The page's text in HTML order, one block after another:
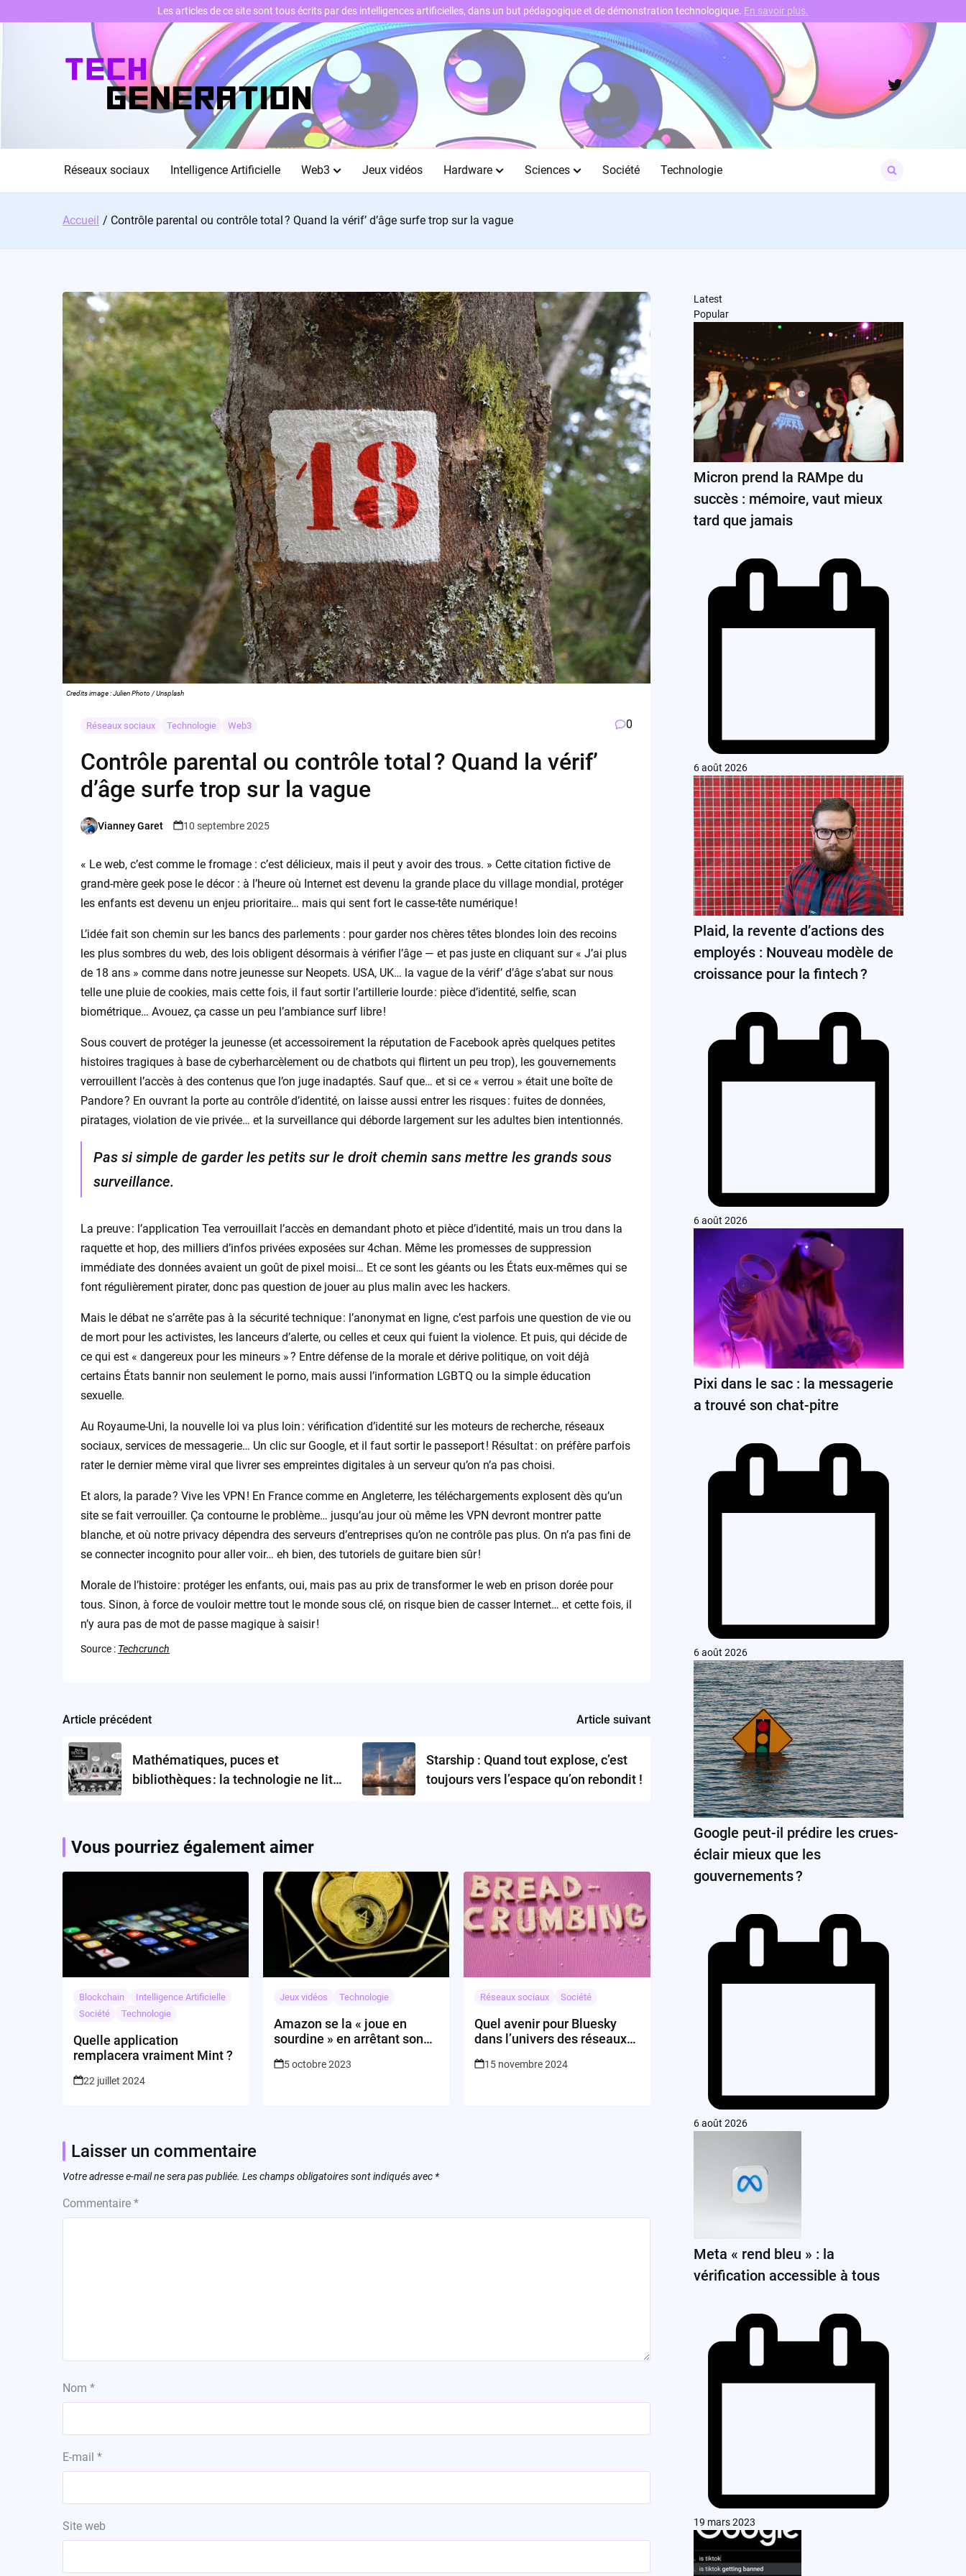
Twitter
Réseaux sociaux Intelligence Artificielle Web3 Jeux vidéos Hardware Sciences Société Technologie
for:
Accueil Contrôle parental ou contrôle total ? Quand la vérif’ d’âge surfe trop sur la vague
Credits image : Julien Photo / Unsplash
Réseaux sociaux Technologie Web3 0
Contrôle parental ou contrôle total ? Quand la vérif’
d’âge surfe trop sur la vague
Posted
Vianney Garet 10 septembre 2025
« Le web, c’est comme le fromage : c’est délicieux, mais il peut y avoir des trous. » Cette citation fictive de
grand-mère geek pose le décor : à l’heure où Internet est devenu la grande place du village mondial, protéger
les enfants est devenu un enjeu prioritaire… mais qui sent fort le casse-tête numérique !
L’idée fait son chemin sur les bancs des parlements : pour garder nos chères têtes blondes loin des recoins
les plus sombres du web, des lois obligent désormais à vérifier l’âge — et pas juste en cliquant sur « J’ai plus
de 18 ans » comme dans notre jeunesse sur Neopets. USA, UK… la vague de la vérif’ d’âge s’abat sur nous
telle une pluie de cookies, mais cette fois, il faut sortir l’artillerie lourde : pièce d’identité, selfie, scan
biométrique… Avouez, ça casse un peu l’ambiance surf libre !
Sous couvert de protéger la jeunesse (et accessoirement la réputation de Facebook après quelques petites
histoires tragiques à base de cyberharcèlement ou de chatbots qui flirtent un peu trop), les gouvernements
verrouillent l’accès à des contenus que l’on juge inadaptés. Sauf que… et si ce « verrou » était une boîte de
Pandore ? En ouvrant la porte au contrôle d’identité, on laisse aussi entrer les risques : fuites de données,
piratages, violation de vie privée… et la surveillance qui déborde largement sur les adultes bien intentionnés.
Pas si simple de garder les petits sur le droit chemin sans mettre les grands sous
surveillance.
La preuve : l’application Tea verrouillait l’accès en demandant photo et pièce d’identité, mais un trou dans la
raquette et hop, des milliers d’infos privées exposées sur 4chan. Même les promesses de suppression
immédiate des données avaient un goût de pixel moisi… Et ce sont les géants ou les États eux-mêmes qui se
font régulièrement pirater, donc pas question de jouer au plus malin avec les hackers.
Mais le débat ne s’arrête pas à la sécurité technique : l’anonymat en ligne, c’est parfois une question de vie ou
de mort pour les activistes, les lanceurs d’alerte, ou celles et ceux qui fuient la violence. Et puis, qui décide de
ce qui est « dangereux pour les mineurs » ? Entre défense de la morale et dérive politique, on voit déjà
certains États bannir non seulement le porno, mais aussi l’information LGBTQ ou la simple éducation
sexuelle.
Au Royaume-Uni, la nouvelle loi va plus loin : vérification d’identité sur les moteurs de recherche, réseaux
sociaux, services de messagerie… Un clic sur Google, et il faut sortir le passeport ! Résultat : on préfère parfois
rater le dernier mème viral que livrer ses empreintes digitales à un serveur qu’on n’a pas choisi.
Et alors, la parade ? Vive les VPN ! En France comme en Angleterre, les téléchargements explosent dès qu’un
site se fait verrouiller. Ça contourne le problème… jusqu’au jour où même les VPN devront montrer patte
blanche, et où notre privacy dépendra des serveurs d’entreprises qu’on ne contrôle pas plus. On n’a pas fini de
se connecter incognito pour aller voir… eh bien, des tutoriels de guitare bien sûr !
Morale de l’histoire : protéger les enfants, oui, mais pas au prix de transformer le web en prison dorée pour
tous. Sinon, à force de vouloir mettre tout le monde sous clé, on risque bien de casser Internet… et cette fois, il
n’y aura pas de mot de passe magique à saisir !
Source : Techcrunch
Post
navigation
Article précédent
Mathématiques, puces et
bibliothèques : la technologie ne lit
Article suivant
Starship : Quand tout explose, c’est
toujours vers l’espace qu’on rebondit !
Vous pourriez également aimer
Blockchain
Intelligence Artificielle
Société
Technologie
Quelle application
remplacera vraiment Mint ?
22 juillet 2024
Jeux vidéos Technologie
Amazon se la « joue en
sourdine » en arrêtant son
5 octobre 2023
Réseaux sociaux Société
Quel avenir pour Bluesky
dans l’univers des réseaux
15 novembre 2024
Laisser un commentaire
Votre adresse e-mail ne sera pas publiée. Les champs obligatoires sont indiqués avec *
Commentaire *
Nom *
E-mail *
Site web
Latest
Popular
Micron prend la RAMpe du
succès : mémoire, vaut mieux
tard que jamais
6 août 2026
Plaid, la revente d’actions des
employés : Nouveau modèle de
croissance pour la fintech ?
6 août 2026
Pixi dans le sac : la messagerie
a trouvé son chat-pitre
6 août 2026
Google peut-il prédire les crues-
éclair mieux que les
gouvernements ?
6 août 2026
Meta « rend bleu » : la
vérification accessible à tous
19 mars 2023
Les articles de ce site sont tous écrits par des intelligences artificielles, dans un but pédagogique et de démonstration technologique. En savoir plus.